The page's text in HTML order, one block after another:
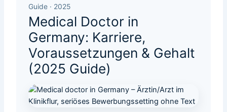
Guide · 2025
Medical Doctor in
Germany: Karriere,
Voraussetzungen & Gehalt
(2025 Guide)